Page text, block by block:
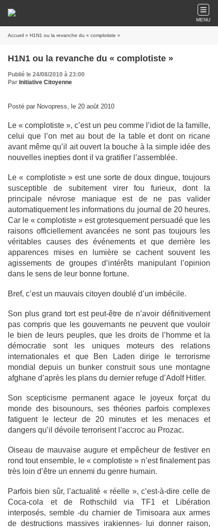
MENU
Accueil » H1N1 ou la revanche du « complotiste »
H1N1 ou la revanche du « complotiste »
Publié le 24/08/2010 à 23:00
Par Initiative Citoyenne
Posté par Novopress, le 20 août 2010
Le « complotiste », c’est un peu comme l’idiot de la famille,
celui que l’on met au bout de la table et dont on ricane
avant même qu’il ait ouvert la bouche à la simple idée des
nouvelles inepties dont il va gratifier l’assemblée.
Le « complotiste » est une sorte de doux dingue, toujours
susceptible de subitement virer fou furieux, dont la
principale névrose maniaque est de ne pas valider
automatiquement les informations du journal de 20 heures.
Car le « complotiste » est grotesquement persuadé que les
raisons officiellement avancées ne sont pas toujours les
véritables causes des événements et que derrière les
apparences mises en lumière se cachent souvent les
agissements de groupes d’intérêts manipulant l’opinion
dans le sens de leur bonne fortune.
Bref, c’est un mauvais citoyen doublé d’un imbécile.
Son plus grand tort est peut-être de n’avoir définitivement
pas compris que les gouvernants ne peuvent que vouloir
le bien de leurs peuples, que les droits de l’homme et la
démocratie sont les uniques moteurs des relations
internationales et que Ben Laden dirige le terrorisme
mondial depuis un bunker construit sous une montagne
afghane d’après les plans du dernier refuge d’Adolf Hitler.
Son scepticisme permanent agace le joyeux forçat du
monde des bisounours, ses théories parfois complexes
fatiguent le lecteur de 20 minutes et les menaces et
dangers qu’il dévoile terrorisent l’accroc au Prozac.
Oiseau de mauvaise augure et empêcheur de festiver en
rond tout ensemble, le « complotiste » n’est finalement pas
très loin d’être un ennemi du genre humain.
Parfois bien sûr, l’actualité « réelle », c’est-à-dire celle de
Coca-cola et de Rothschild via TF1 et Libération
interposés, semble -du charnier de Timisoara aux armes
de destructions massives irakiennes- lui donner raison,